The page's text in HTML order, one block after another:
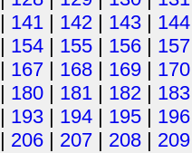
| 141 | 142 | 143 | 144
| 154 | 155 | 156 | 157
| 167 | 168 | 169 | 170
| 180 | 181 | 182 | 183
| 193 | 194 | 195 | 196
| 206 | 207 | 208 | 209